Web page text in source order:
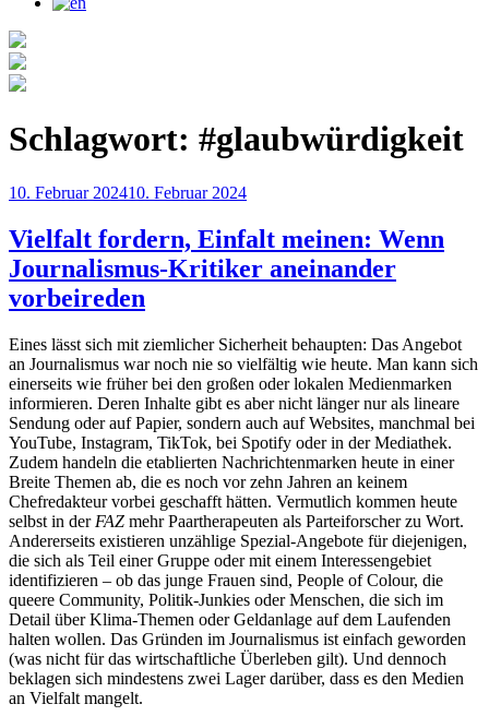
Schlagwort: #glaubwürdigkeit
Veröffentlicht
10. Februar 202410. Februar 2024
Vielfalt fordern, Einfalt meinen: Wenn
Journalismus-Kritiker aneinander
vorbeireden
Eines lässt sich mit ziemlicher Sicherheit behaupten: Das Angebot
an Journalismus war noch nie so vielfältig wie heute. Man kann sich
einerseits wie früher bei den großen oder lokalen Medienmarken
informieren. Deren Inhalte gibt es aber nicht länger nur als lineare
Sendung oder auf Papier, sondern auch auf Websites, manchmal bei
YouTube, Instagram, TikTok, bei Spotify oder in der Mediathek.
Zudem handeln die etablierten Nachrichtenmarken heute in einer
Breite Themen ab, die es noch vor zehn Jahren an keinem
Chefredakteur vorbei geschafft hätten. Vermutlich kommen heute
selbst in der FAZ mehr Paartherapeuten als Parteiforscher zu Wort.
Andererseits existieren unzählige Spezial-Angebote für diejenigen,
die sich als Teil einer Gruppe oder mit einem Interessengebiet
identifizieren – ob das junge Frauen sind, People of Colour, die
queere Community, Politik-Junkies oder Menschen, die sich im
Detail über Klima-Themen oder Geldanlage auf dem Laufenden
halten wollen. Das Gründen im Journalismus ist einfach geworden
(was nicht für das wirtschaftliche Überleben gilt). Und dennoch
beklagen sich mindestens zwei Lager darüber, dass es den Medien
an Vielfalt mangelt.